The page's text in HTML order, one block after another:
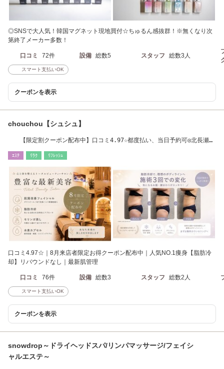
◎SNSで大人気！韓国マグネット現地買付☆ちゅるん感抜群！※無くなり次
第終了メーカー多数！
口コミ 72件 設備 総数5 スタッフ 総数3人
スマート支払いOK
クーポンを表示
chouchou【シュシュ】
【限定割クーポン配布中】口コミ4.97☆都度払い、当日予約可◎北長瀬駅
ｴｽﾃ ﾘﾗｸ ﾘﾌﾚｯｼｭ
口コミ4.97☆｜8月来店者限定お得クーポン配布中｜人気NO.1痩身【脂肪冷
却】リバウンドなし｜最新肌管理
口コミ 76件 設備 総数3 スタッフ 総数2人
スマート支払いOK
クーポンを表示
snowdrop～ドライヘッドスパ/リンパマッサージ/フェイシ
ャルエステ～